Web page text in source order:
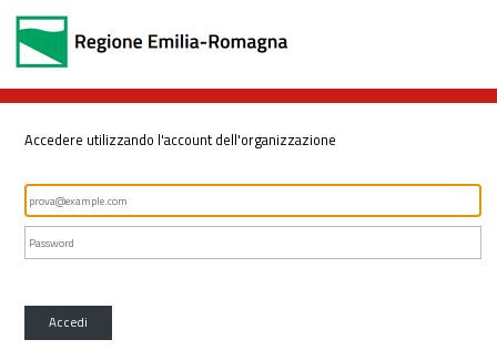
Accedere utilizzando l'account dell'organizzazione
Accedi